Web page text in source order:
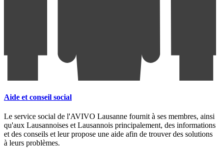
Aide et conseil social
Le service social de l'AVIVO Lausanne fournit à ses membres, ainsi
qu'aux Lausannoises et Lausannois principalement, des informations
et des conseils et leur propose une aide afin de trouver des solutions
à leurs problèmes.